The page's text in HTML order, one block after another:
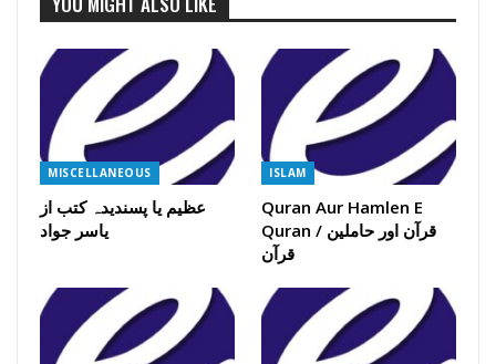
MISCELLANEOUS
عظیم یا پسندیدہ کتب از
یاسر جواد
ISLAM
Quran Aur Hamlen E
Quran / قرآن اور حاملین
قرآن